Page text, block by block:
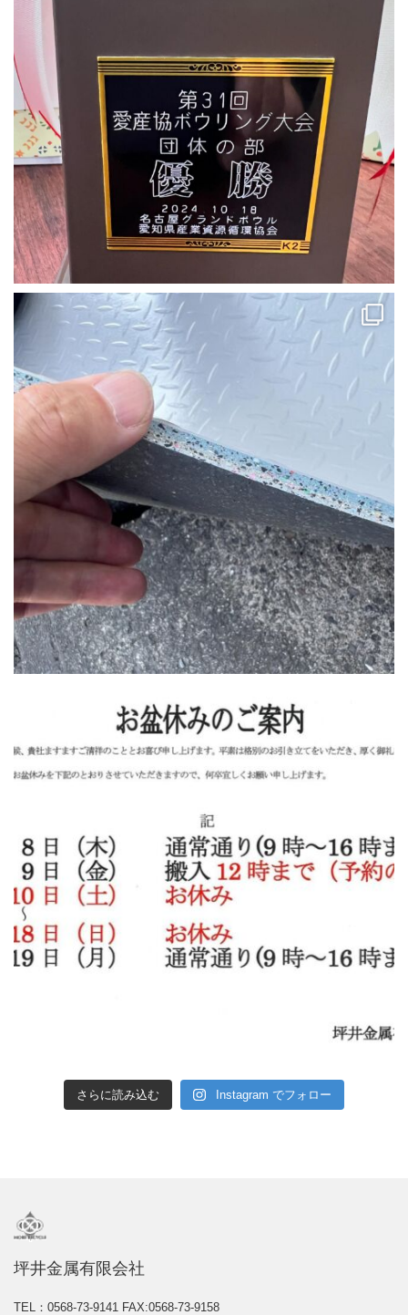
さらに読み込む Instagram でフォロー
坪井金属有限会社
TEL：0568-73-9141 FAX:0568-73-9158